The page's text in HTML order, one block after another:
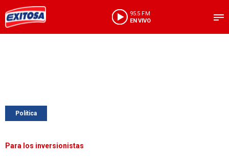
95.5 FM
EN VIVO
Política
Para los inversionistas